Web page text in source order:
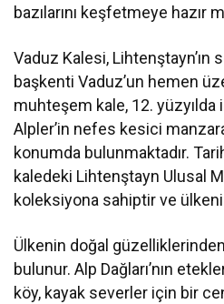
bazılarını keşfetmeye hazır
Vaduz Kalesi,
başkenti Vaduz’un hemen
muhteşem kale, 12. yüzyılda
Alpler’in nefes kesici
konumda bulunmaktadır.
kaledeki Lihtenştayn Ulusal
koleksiyona sahiptir ve
Ülkenin doğal
bulunur. Alp Dağları’nın
köy, kayak severler için bir